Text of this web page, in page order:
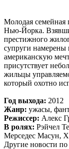
Молодая семейная
Нью-Йорка.
престижного
супруги намерены
американскую
присутствует
жильцы
который охотно
Год выхода: 2012
Жанр: ужасы,
Режиссер: Алекс
В ролях: Рэйчел
Мерседес Масун,
Другие новости по